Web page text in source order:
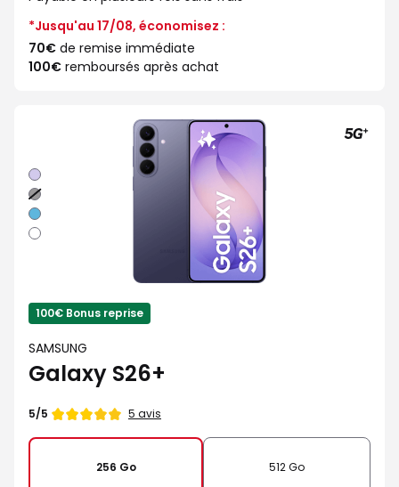
*Jusqu'au 17/08, économisez :
70€ de remise immédiate
100€ remboursés après achat
Violet
Noir
Bleu
Blanc
100€ Bonus reprise
SAMSUNG
Galaxy S26+
Note
5/5 5 avis
256 Go 512 Go